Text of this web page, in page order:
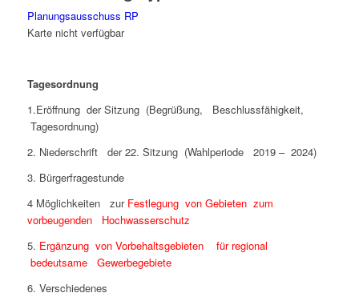
Planungsausschuss RP
Karte nicht verfügbar
Tagesordnung
1.Eröffnung der Sitzung (Begrüßung, Beschlussfähigkeit,
Tagesordnung)
2. Niederschrift der 22. Sitzung (Wahlperiode 2019 – 2024)
3. Bürgerfragestunde
4 Möglichkeiten zur Festlegung von Gebieten zum
vorbeugenden Hochwasserschutz
5. Ergänzung von Vorbehaltsgebieten für regional
bedeutsame Gewerbegebiete
6. Verschiedenes